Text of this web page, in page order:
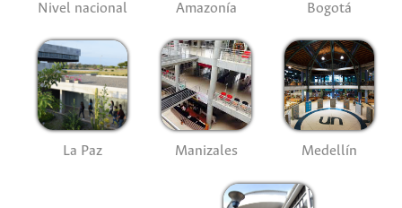
Nivel nacional Amazonía Bogotá
La Paz Manizales Medellín